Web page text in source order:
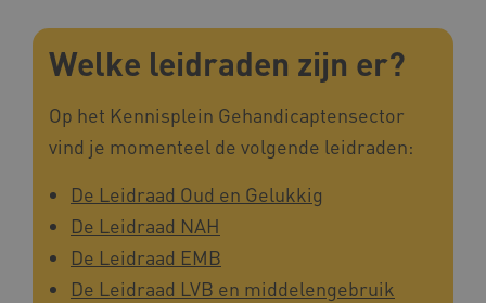
Welke leidraden zijn er?
Op het Kennisplein Gehandicaptensector
vind je momenteel de volgende leidraden:
De Leidraad Oud en Gelukkig
De Leidraad NAH
De Leidraad EMB
De Leidraad LVB en middelengebruik